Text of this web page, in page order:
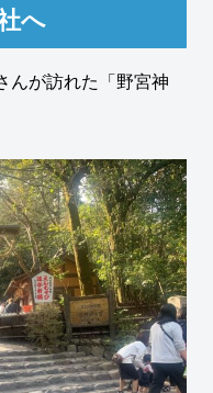
へ
んが訪れた「野宮神